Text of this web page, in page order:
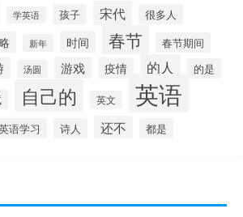
学英语 孩子 宋代 很多人
新年 时间 春节
春节期间
汤圆 游戏 疫情 的人 的是
自己的 英文 英语
语学习 诗人 还不 都是